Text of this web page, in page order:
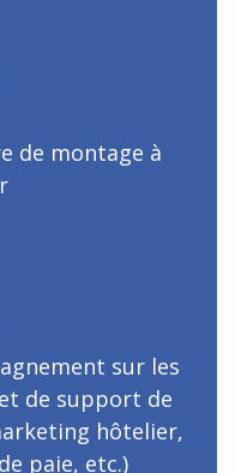
de montage à
sur les
de support de
hôtelier,
paie, etc.)